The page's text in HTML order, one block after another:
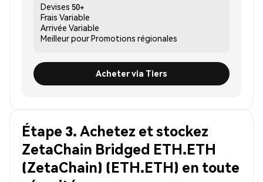
Devises 50+
Frais Variable
Arrivée Variable
Meilleur pourPromotions régionales
Acheter via Tiers
Étape 3. Achetez et stockez
ZetaChain Bridged ETH.ETH
(ZetaChain) (ETH.ETH) en toute